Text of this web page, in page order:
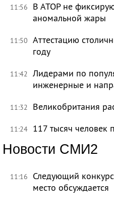
11:56
В АТОР не
аномальной жары
11:50 Аттестацию
году
11:42 Лидерами по
инженерные и
11:32 Великобритания
11:24 117 тысяч человек
Новости СМИ2
11:16
Следующий
место обсуждается